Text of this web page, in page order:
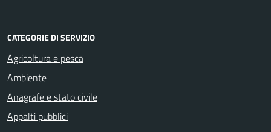
CATEGORIE DI SERVIZIO
Agricoltura e pesca
Ambiente
Anagrafe e stato civile
Appalti pubblici